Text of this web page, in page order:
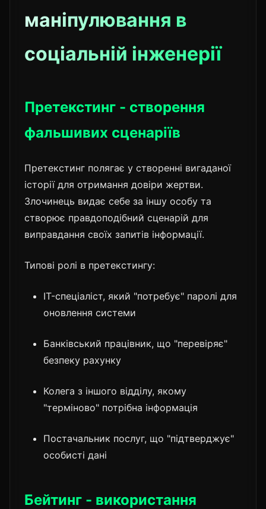
маніпулювання в
соціальній інженерії
Претекстинг - створення
фальшивих сценаріїв
Претекстинг полягає у створенні вигаданої
історії для отримання довіри жертви.
Злочинець видає себе за іншу особу та
створює правдоподібний сценарій для
виправдання своїх запитів інформації.
Типові ролі в претекстингу:
IT-спеціаліст, який "потребує" паролі для
оновлення системи
Банківський працівник, що "перевіряє"
безпеку рахунку
Колега з іншого відділу, якому
"терміново" потрібна інформація
Постачальник послуг, що "підтверджує"
особисті дані
Бейтинг - використання